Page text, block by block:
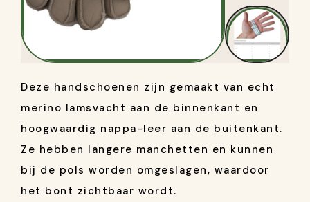
Deze handschoenen zijn gemaakt van echt
merino lamsvacht aan de binnenkant en
hoogwaardig nappa-leer aan de buitenkant.
Ze hebben langere manchetten en kunnen
bij de pols worden omgeslagen, waardoor
het bont zichtbaar wordt.